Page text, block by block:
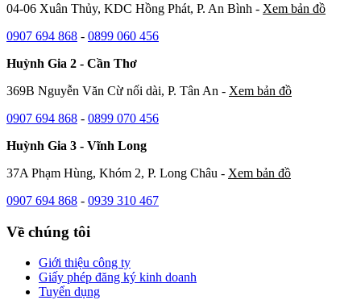
04-06 Xuân Thủy, KDC Hồng Phát, P. An Bình - Xem bản đồ
0907 694 868 - 0899 060 456
Huỳnh Gia 2 - Cần Thơ
369B Nguyễn Văn Cừ nối dài, P. Tân An - Xem bản đồ
0907 694 868 - 0899 070 456
Huỳnh Gia 3 - Vĩnh Long
37A Phạm Hùng, Khóm 2, P. Long Châu - Xem bản đồ
0907 694 868 - 0939 310 467
Về chúng tôi
Giới thiệu công ty
Giấy phép đăng ký kinh doanh
Tuyển dụng